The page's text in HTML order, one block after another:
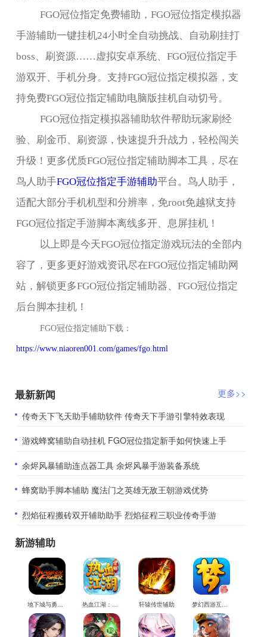
FGO冠位指定免费辅助，FGO冠位指定模拟器
手游辅助一键挂机24小时全自动挑战、自动刷挂打
boss 、刷资源……虚拟安卓系统、FGO冠位指定手
游双开、手机分身。支持FGO冠位指定模拟器，支
持免费FGO冠位指定辅助电脑版挂机自动切号。
FGO冠位指定模拟器辅助软件帮助玩家刷经
验、刷金币、刷资源，快速提升升战力，轻松闯关
升级！更多优质FGO冠位指定辅助脚本工具，尽在
鸟人助手FGO冠位指定手游辅助平台。鸟人助手，
适配大部分手机机型和分辨率，免root免越狱支持
FGO冠位指定手游脚本离线多开、息屏挂机！
以上即是今天FGO冠位指定游戏玩法的全部内
容了，更多更好游戏资讯尽在FGO冠位指定辅助网
站，解锁更多FGO冠位指定辅助器、FGO冠位指定
后台脚本挂机！
FGO冠位指定辅助下载：
https://www.niaoren001.com/games/fgo.html
最新新闻 更多>>
​传奇天下飞天助手辅助软件 传奇天下手游引擎特效表现
​游戏蜂窝辅助自动挂机 FGO冠位指定新手如何快速上手
​余烬风暴辅助连点器工具 余烬风暴手游装备系统
​蜂窝助手脚本辅助 魔法门之英雄无敌王朝游戏优势
​烈焰征程搬砖双开辅助助手 烈焰征程三职业传奇手游
新游辅助
地下城与勇士M辅助 热血江湖：觉醒辅助 轩辕传世辅助 梦幻西游互通版辅助